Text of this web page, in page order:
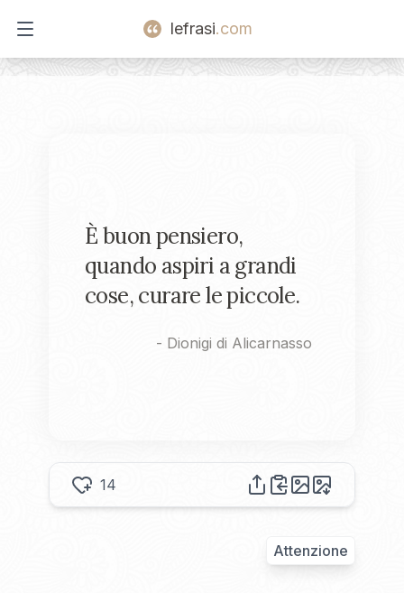
Open main menu
lefrasi.com
È buon pensiero,
quando aspiri a grandi
cose, curare le piccole.
- Dionigi di Alicarnasso
14
Attenzione